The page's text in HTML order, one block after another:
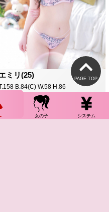
ミリ(25)
B.84(C) W.58 H.86
19:00～23:59
女の子 システム
PAGE TOP